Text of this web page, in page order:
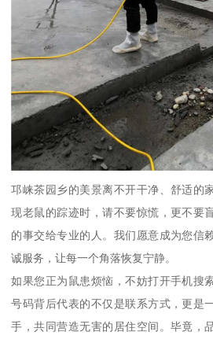
邛崃茶园乡的美景离不开干净、舒适的
现老鼠的踪迹时，请不要惊慌，更不要
的事交给专业的人。我们愿意成为您信
诚服务，让每一个角落恢复宁静。
如果您正为鼠患烦恼，不妨打开手机搜
号码背后代表的不仅是联系方式，更是
手，共同营造无害的居住空间。毕竟，